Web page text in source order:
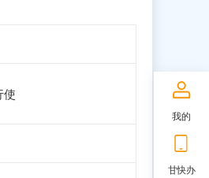
使
我的
甘快办